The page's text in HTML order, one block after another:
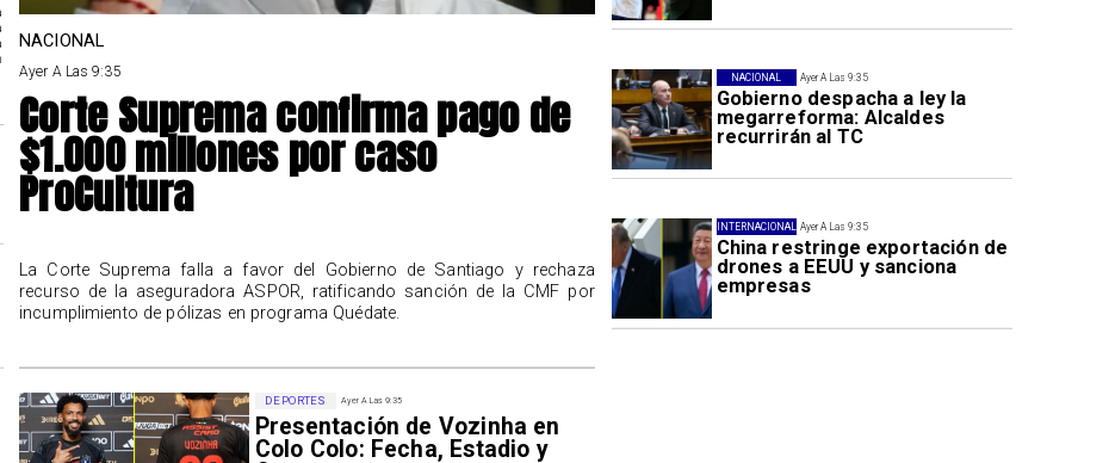
Ayer A Las 9:35
Gobierno despacha a ley la
megarreforma: Alcaldes
recurrirán al TC
NACIONAL
Ayer A Las 9:35
China restringe exportación de
drones a EEUU y sanciona
empresas
INTERNACIONAL
Ayer A Las 9:35
Presentación de Vozinha en
Colo Colo: Fecha, Estadio y
DEPORTES
NACIONAL
Ayer A Las 9:35
Corte Suprema confirma pago de
$1.000 millones por caso
ProCultura
La Corte Suprema falla a favor del Gobierno de Santiago y rechaza
recurso de la aseguradora ASPOR, ratificando sanción de la CMF por
incumplimiento de pólizas en programa Quédate.